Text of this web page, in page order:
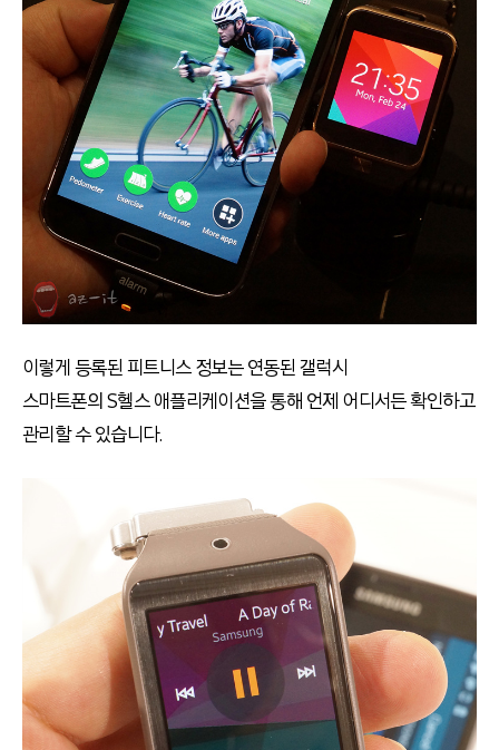
이렇게 등록된 피트니스 정보는 연동된 갤럭시
스마트폰의 S헬스 애플리케이션을 통해 언제 어디서든 확인하고
관리할 수 있습니다.